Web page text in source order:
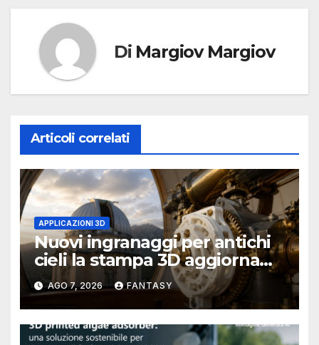
Di Margiov Margiov
Articoli correlati
APPLICAZIONI 3D
Nuovi ingranaggi per antichi
cieli la stampa 3D aggiorna
un osservatorio del 1930 della
University of Arkansas at
Little Rock
AGO 7, 2026 FANTASY